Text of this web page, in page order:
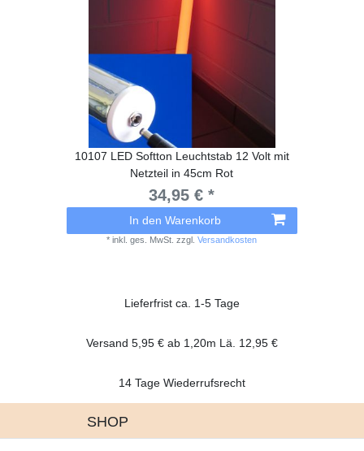
10107 LED Softton Leuchtstab 12 Volt mit
Netzteil in 45cm Rot
34,95 € *
In den Warenkorb
*inkl. ges. MwSt. zzgl.Versandkosten
Lieferfrist ca. 1-5 Tage
Versand 5,95 € ab 1,20m Lä. 12,95 €
14 Tage Wiederrufsrecht
SHOP